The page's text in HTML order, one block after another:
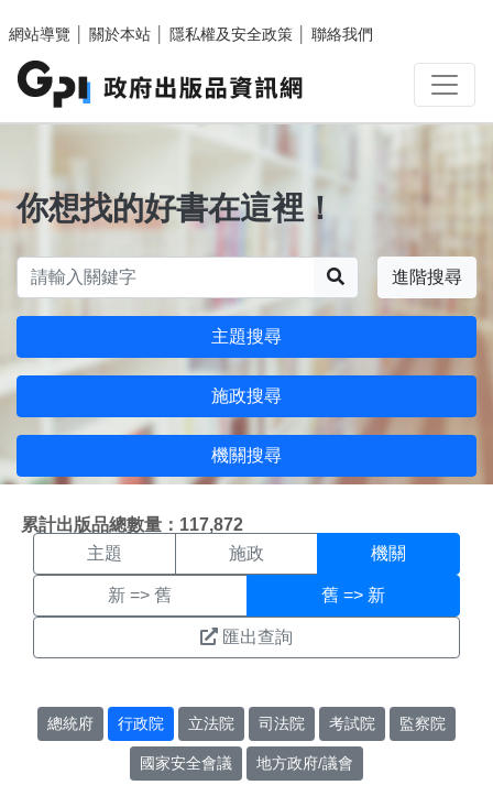
網站導覽
關於本站 隱私權及安全政策 聯絡我們
你想找的好書在這裡！
進階搜尋
主題搜尋
施政搜尋
機關搜尋
累計出版品總數量：117,872
機關搜尋結果頁面
主題 施政 機關
新 => 舊 舊 => 新
匯出查詢
總統府 行政院 立法院 司法院 考試院 監察院
國家安全會議 地方政府/議會